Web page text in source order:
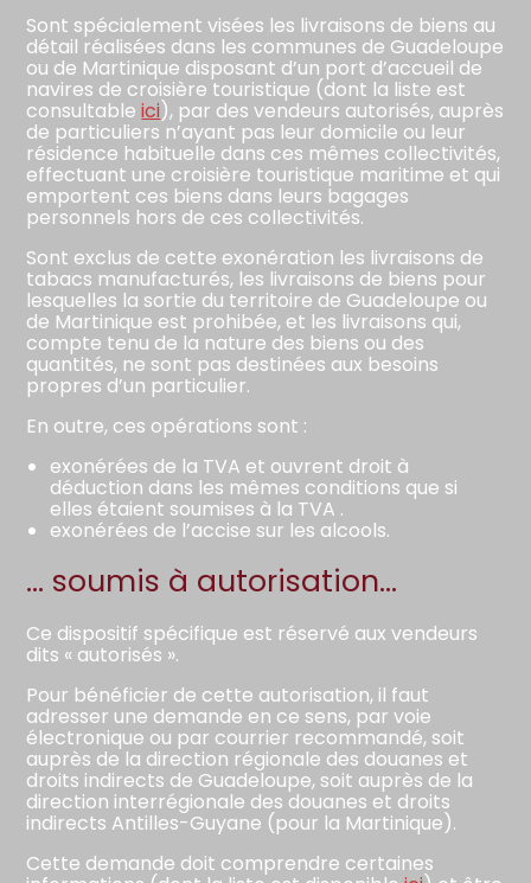
Sont spécialement visées les livraisons de biens au
détail réalisées dans les communes de Guadeloupe
ou de Martinique disposant d’un port d’accueil de
navires de croisière touristique (dont la liste est
consultableici), par des vendeurs autorisés, auprès
de particuliers n’ayant pas leur domicile ou leur
résidence habituelle dans ces mêmes collectivités,
effectuant une croisière touristique maritime et qui
emportent ces biens dans leurs bagages
personnels hors de ces collectivités.
Sont exclus de cette exonération les livraisons de
tabacs manufacturés, les livraisons de biens pour
lesquelles la sortie du territoire de Guadeloupe ou
de Martinique est prohibée, et les livraisons qui,
compte tenu de la nature des biens ou des
quantités, ne sont pas destinées aux besoins
propres d’un particulier.
En outre, ces opérations sont :
exonérées de la TVA et ouvrent droit à
déduction dans les mêmes conditions que si
elles étaient soumises à la TVA .
exonérées de l’accise sur les alcools.
… soumis à autorisation…
Ce dispositif spécifique est réservé aux vendeurs
dits « autorisés ».
Pour bénéficier de cette autorisation, il faut
adresser une demande en ce sens, par voie
électronique ou par courrier recommandé, soit
auprès de la direction régionale des douanes et
droits indirects de Guadeloupe, soit auprès de la
direction interrégionale des douanes et droits
indirects Antilles-Guyane (pour la Martinique).
Cette demande doit comprendre certaines